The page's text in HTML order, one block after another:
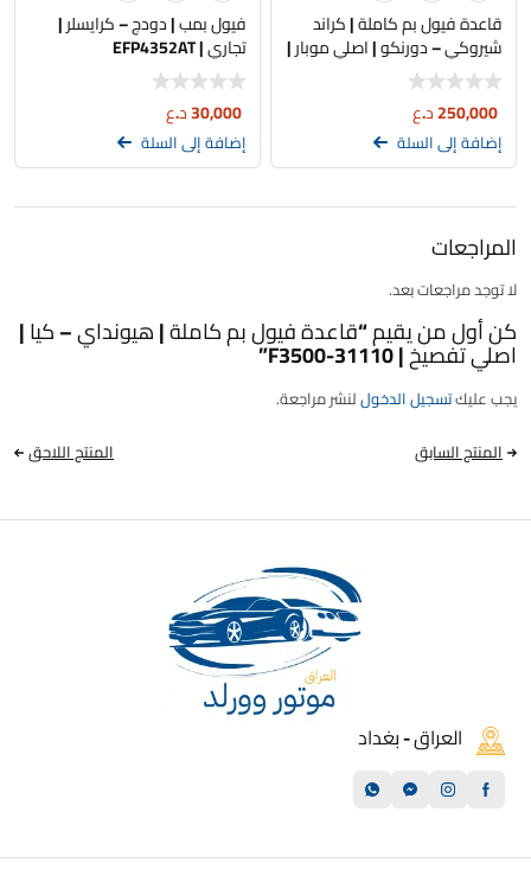
قاعدة فيول بم كاملة | كراند
شيروكي – دورنكو | اصلي موبار |
3.6L – 5.7L
250,000د.ع
إضافة إلى السلة
فيول بمب | دودج – كرايسلر |
تجاري | EFP4352AT
30,000د.ع
إضافة إلى السلة
المراجعات
لا توجد مراجعات بعد.
كن أول من يقيم “قاعدة فيول بم كاملة | هيونداي – كيا |
اصلي تفصيخ | 31110-F3500”
يجب عليكتسجيل الدخوللنشر مراجعة.
المنتج السابق
المنتج اللاحق
العراق - بغداد